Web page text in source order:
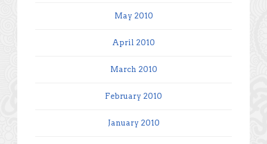
May 2010
April 2010
March 2010
February 2010
January 2010